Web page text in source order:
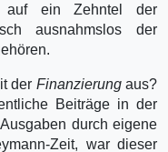
auf ein Zehntel der
ausnahmslos der
der Finanzierungaus?
Beiträge in der
durch eigene
Zeit, war dieser